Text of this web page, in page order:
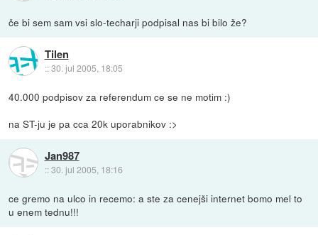
če bi sem sam vsi slo-techarji podpisal nas bi bilo že?
Tilen
::30. jul 2005, 18:05
40.000 podpisov za referendum ce se ne motim :)
na ST-ju je pa cca 20k uporabnikov :>
Jan987
::30. jul 2005, 18:16
ce gremo na ulco in recemo: a ste za cenejši internet bomo mel to
u enem tednu!!!